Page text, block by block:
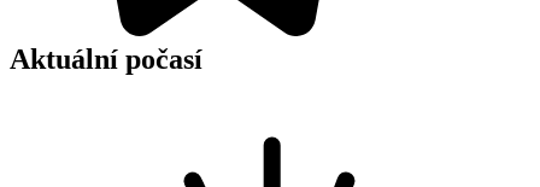
Aktuální počasí